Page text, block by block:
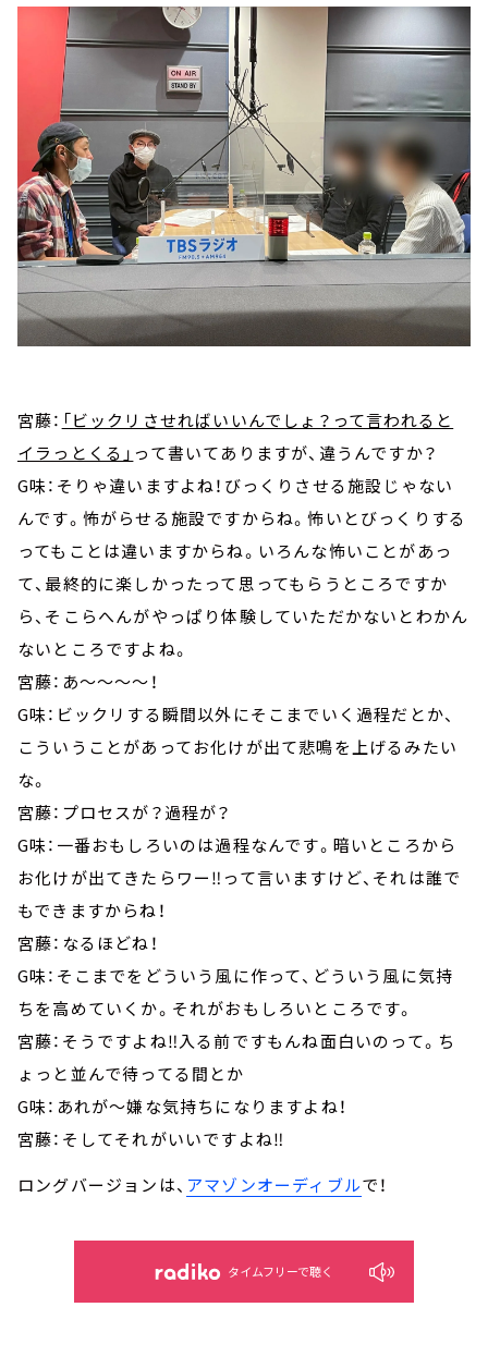
宮藤： 「ビックリさせればいいんでしょ？って言われると
イラっとくる」 って書いてありますが、違うんですか？
G味：そりゃ違いますよね！びっくりさせる施設じゃない
んです。怖がらせる施設ですからね。怖いとびっくりする
ってもことは違いますからね。いろんな怖いことがあっ
て、最終的に楽しかったって思ってもらうところですか
ら、そこらへんがやっぱり体験していただかないとわかん
ないところですよね。
宮藤：あ～～～～！
G味：ビックリする瞬間以外にそこまでいく過程だとか、
こういうことがあってお化けが出て悲鳴を上げるみたい
な。
宮藤：プロセスが？過程が？
G味：一番おもしろいのは過程なんです。暗いところから
お化けが出てきたらワー‼って言いますけど、それは誰で
もできますからね！
宮藤：なるほどね！
G味：そこまでをどういう風に作って、どういう風に気持
ちを高めていくか。それがおもしろいところです。
宮藤：そうですよね‼入る前ですもんね面白いのって。ち
ょっと並んで待ってる間とか
G味：あれが～嫌な気持ちになりますよね！
宮藤：そしてそれがいいですよね‼
ロングバージョンは、 アマゾンオーディブルで！
タイムフリーで聴く